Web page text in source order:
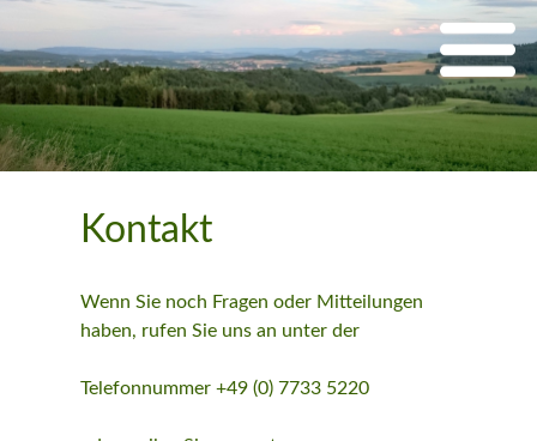
Kontakt
Wenn Sie noch Fragen oder Mitteilungen
haben, rufen Sie uns an unter der
Telefonnummer +49 (0) 7733 5220